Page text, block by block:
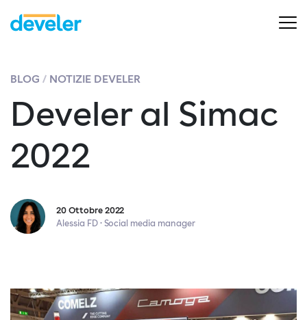
BLOG NOTIZIE DEVELER
Develer al Simac
2022
20 Ottobre 2022
Alessia FD · Social media manager